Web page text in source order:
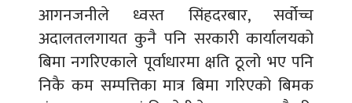
आगनजनीले ध्वस्त सिंहदरबार, सर्वोच्च
अदालतलगायत कुनै पनि सरकारी कार्यालयको
बिमा नगरिएकाले पूर्वाधारमा क्षति ठूलो भए पनि
निकै कम सम्पत्तिका मात्र बिमा गरिएको बिमक